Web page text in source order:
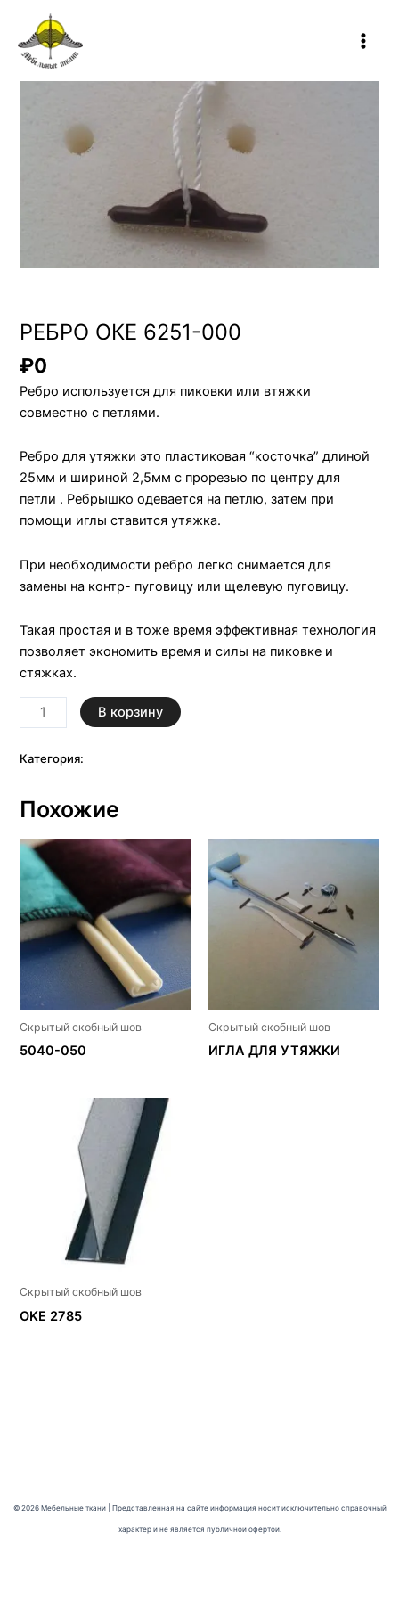
Перейти
содержимому
РЕБРО ОКЕ 6251-000
₽0
Ребро используется для пиковки или втяжки
совместно с петлями.
Ребро для утяжки это пластиковая “косточка” длиной
25мм и шириной 2,5мм с прорезью по центру для
петли . Ребрышко одевается на петлю, затем при
помощи иглы ставится утяжка.
При необходимости ребро легко снимается для
замены на контр- пуговицу или щелевую пуговицу.
Такая простая и в тоже время эффективная технология
позволяет экономить время и силы на пиковке и
стяжках.
Количество
товара
РЕБРО
В корзину
Категория:
Похожие
Скрытый скобный шов
5040-050
Скрытый скобный шов
ИГЛА ДЛЯ УТЯЖКИ
Скрытый скобный шов
OKE 2785
© 2026 Мебельные ткани | Представленная на сайте информация носит исключительно справочный
характер и не является публичной офертой.